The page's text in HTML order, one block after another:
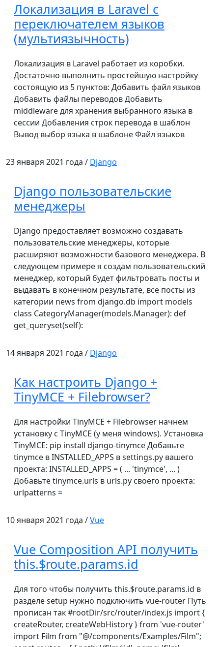
Локализация в Laravel с
переключателем языков
(мультиязычность)
Локализация в Laravel работает из коробки.
Достаточно выполнить простейшую настройку
состоящую из 5 пунктов: Добавить файл языков
Добавить файлы переводов Добавить
middleware для хранения выбранного языка в
сессии Добавления строк перевода в шаблон
Вывод выбор языка в шаблоне Файл языков
23 января 2021 года / Django
Django пользовательские
менеджеры
Django предоставляет возможно создавать
пользовательские менеджеры, которые
расширяют возможности базового менеджера. В
следующем примере я создам пользовательский
менеджер, который будет фильтровать посты и
выдавать в конечном результате, все посты из
категории news from django.db import models
class CategoryManager(models.Manager): def
get_queryset(self):
14 января 2021 года / Django
Как настроить Django +
TinyMCE + Filebrowser?
Для настройки TinyMCE + Filebrowser начнем
установку с TinyMCE (у меня windows). Установка
TinyMCE: pip install django-tinymce Добавьте
tinymce в INSTALLED_APPS в settings.py вашего
проекта: INSTALLED_APPS = ( ... 'tinymce', ... )
Добавьте tinymce.urls в urls.py своего проекта:
urlpatterns =
10 января 2021 года /Vue
Vue Composition API получить
this.$route.params.id
Для того чтобы получить this.$route.params.id в
разделе setup нужно подключить vue-router Путь
прописан так #rootDir/src/router/index.js import {
createRouter, createWebHistory } from 'vue-router'
import Film from "@/components/Examples/Film";